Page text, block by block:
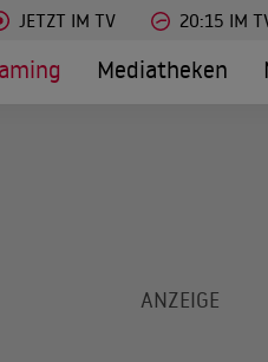
JETZT IM TV 20:15 IM
Mediatheken